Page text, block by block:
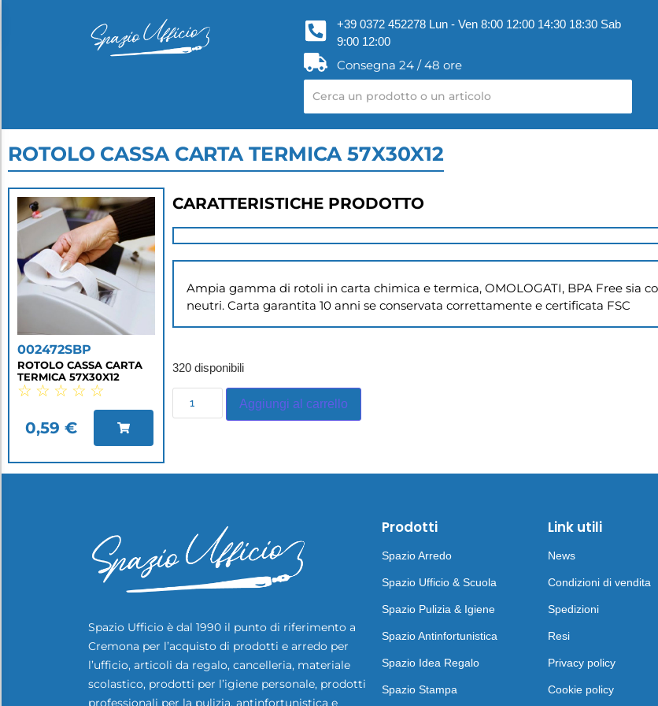
+39 0372 452278 Lun - Ven 8:00 12:00 14:30 18:30 Sab
9:00 12:00
Consegna 24 / 48 ore
ROTOLO CASSA CARTA TERMICA 57X30X12
002472SBP
ROTOLO CASSA CARTA
TERMICA 57X30X12
☆ ☆ ☆ ☆ ☆
0,59 €
CARATTERISTICHE PRODOTTO
Ampia gamma di rotoli in carta chimica e termica, OMOLOGATI, BPA Free sia
neutri. Carta garantita 10 anni se conservata correttamente e certificata FSC
320 disponibili
Aggiungi al carrello
Spazio Ufficio è dal 1990 il punto di riferimento a
Cremona per l’acquisto di prodotti e arredo per
l’ufficio, articoli da regalo, cancelleria, materiale
scolastico, prodotti per l’igiene personale, prodotti
professionali per la pulizia, antinfortunistica e
Prodotti
Spazio Arredo
Spazio Ufficio & Scuola
Spazio Pulizia & Igiene
Spazio Antinfortunistica
Spazio Idea Regalo
Spazio Stampa
Link utili
News
Condizioni di vendita
Spedizioni
Resi
Privacy policy
Cookie policy